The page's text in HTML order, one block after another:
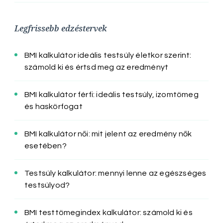
Legfrissebb edzéstervek
BMI kalkulátor ideális testsúly életkor szerint:
számold ki és értsd meg az eredményt
BMI kalkulátor férfi: ideális testsúly, izomtömeg
és haskörfogat
BMI kalkulátor női: mit jelent az eredmény nők
esetében?
Testsúly kalkulátor: mennyi lenne az egészséges
testsúlyod?
BMI testtömegindex kalkulátor: számold ki és